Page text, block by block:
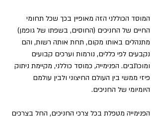
המוסד הכוללני הזה מאופיין בכך שכל תחומי
החיים של החניכים (החוסים, בשפתו של גופמן)
מתנהלים באותו מקום, תחת אותה רשות, והם
נקבעים לפי כללים, נורמות וערכים קבועים
ומוכתבים. הפנימייה, כמוסד כוללני, מקיימת ניתוק
פיזי ממשי בין העולם החיצוני ולבין עולמם
היומיומי של החניכים.
הפנימייה מטפלת בכל צרכי החניכים, החל בצרכים